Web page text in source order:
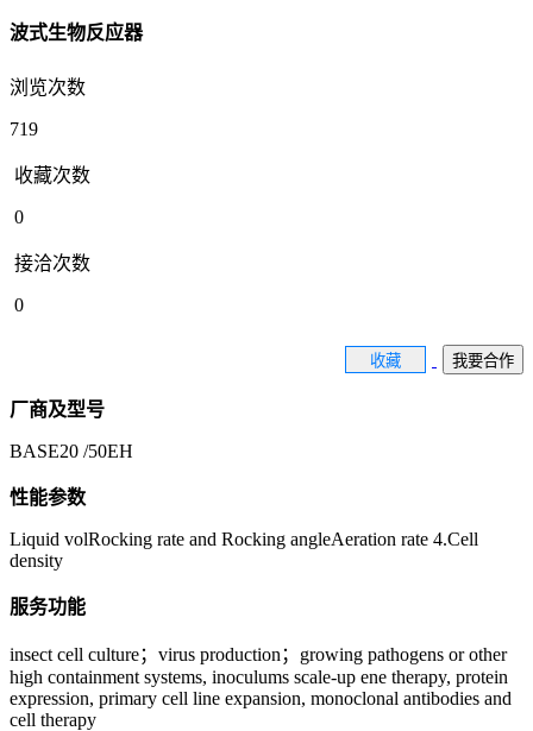
波式生物反应器
浏览次数
719
收藏次数
0
接洽次数
0
收藏 我要合作
厂商及型号
BASE20 /50EH
性能参数
Liquid volRocking rate and Rocking angleAeration rate 4.Cell
density
服务功能
insect cell culture；virus production；growing pathogens or other
high containment systems, inoculums scale-up ene therapy, protein
expression, primary cell line expansion, monoclonal antibodies and
cell therapy